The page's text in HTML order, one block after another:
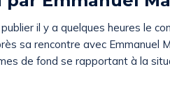
il y a quelques heures le
sa rencontre avec Emmanuel
de fond se rapportant à la